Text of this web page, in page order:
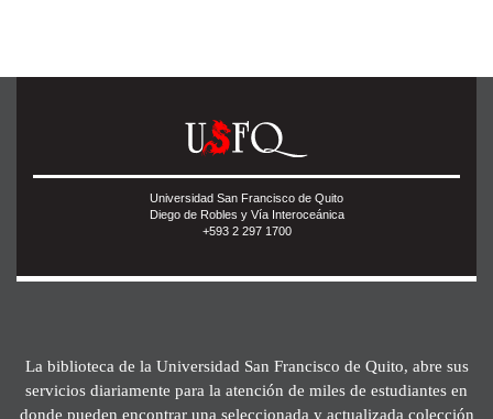
Universidad San Francisco de Quito
Diego de Robles y Vía Interoceánica
+593 2 297 1700
La biblioteca de la Universidad San Francisco de Quito, abre sus
servicios diariamente para la atención de miles de estudiantes en
donde pueden encontrar una seleccionada y actualizada colección